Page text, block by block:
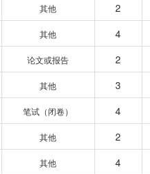
其他 2
其他 4
论文或报告 2
其他 3
笔试（闭卷） 4
其他 2
其他 4